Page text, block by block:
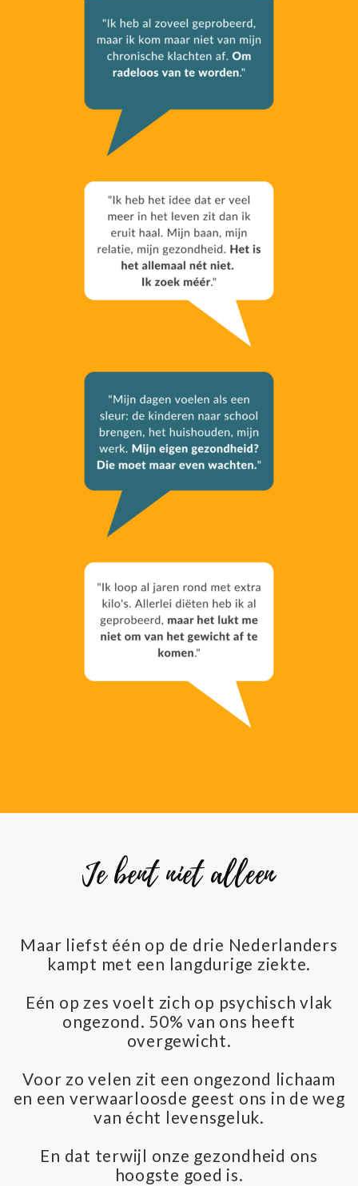
Je bent niet alleen
Maar liefst één op de drie Nederlanders
kampt met een langdurige ziekte.
Eén op zes voelt zich op psychisch vlak
ongezond. 50% van ons heeft
overgewicht.
Voor zo velen zit een ongezond lichaam
en een verwaarloosde geest ons in de weg
van écht levensgeluk.
En dat terwijl onze gezondheid ons
hoogste goed is.